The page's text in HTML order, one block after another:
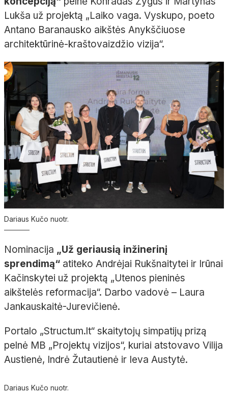
Lukša už projektą „Laiko vaga. Vyskupo, poeto
Antano Baranausko aikštės Anykščiuose
architektūrinė-kraštovaizdžio vizija“.
Dariaus Kučo nuotr.
Nominacija „Už geriausią inžinerinį
sprendimą“ atiteko Andrėjai Rukšnaitytei ir Irūnai
Kačinskytei už projektą „Utenos pieninės
aikštelės reformacija“. Darbo vadovė – Laura
Jankauskaitė-Jurevičienė.
Portalo „Structum.lt“ skaitytojų simpatijų prizą
pelnė MB „Projektų vizijos“, kuriai atstovavo Vilija
Austienė, Indrė Žutautienė ir Ieva Austytė.
Dariaus Kučo nuotr.